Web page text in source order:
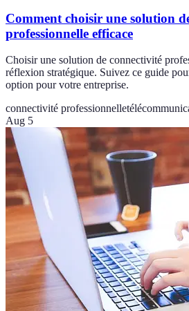
Comment choisir une solution
professionnelle efficace
Choisir une solution de connectivité
réflexion stratégique. Suivez ce guide
option pour votre entreprise.
connectivité professionnelle
Aug 5